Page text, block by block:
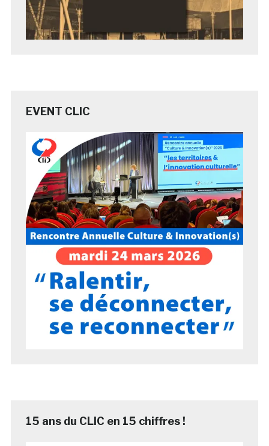
EVENT CLIC
15 ans du CLIC en 15 chiffres !